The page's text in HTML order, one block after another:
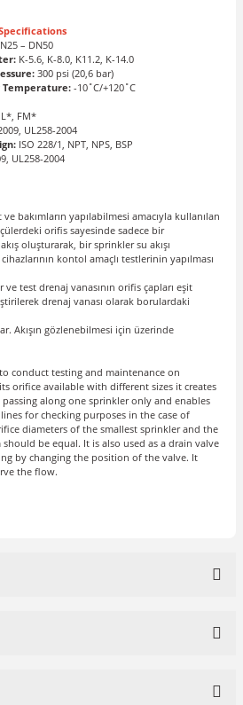
– DN50
K-5.6, K-8.0, K11.2, K-14.0
300 psi (20,6 bar)
Temperature: -10˚C/+120˚C
FM*
UL258-2004
ISO 228/1, NPT, NPS, BSP
UL258-2004
bakımların yapılabilmesi amacıyla kullanılan
orifis sayesinde sadece bir
oluşturarak, bir sprinkler su akışı
kontol amaçlı testlerinin yapılması
test drenaj vanasının orifis çapları eşit
drenaj vanası olarak borulardaki
Akışın gözlenebilmesi için üzerinde
conduct testing and maintenance on
orifice available with different sizes it creates
along one sprinkler only and enables
for checking purposes in the case of
diameters of the smallest sprinkler and the
be equal. It is also used as a drain valve
by changing the position of the valve. It
the flow.